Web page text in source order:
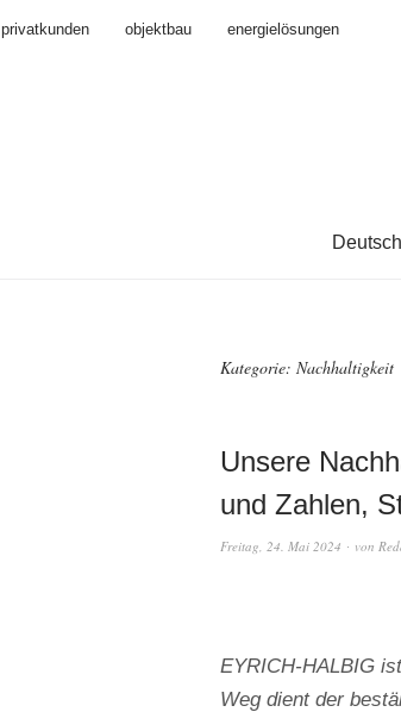
privatkunden objektbau
energielösungen
Deutsch
Kategorie: Nachhaltigkeit
Unsere
und Zahlen,
Freitag, 24. Mai 2024 von
EYRICH-HALBIG
Weg dient der